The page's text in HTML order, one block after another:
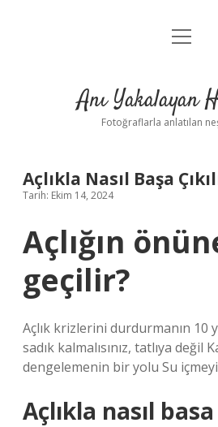
Anasayfa
Yasal Uyarı
menüyü
Anı Yakalayan
Fotoğraflarla anlatılan
Açlıkla Nasıl Başa
Tarih: Ekim 14, 2024
Açlığın
geçilir?
Açlık krizlerini durdurmanın 10
sadık kalmalısınız, tatlıya değil
dengelemenin bir yolu Su
Açlıkla nasıl basa